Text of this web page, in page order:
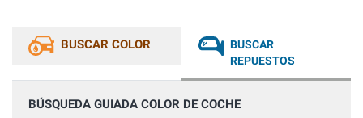
aspettative. Ottimo, bravi così. Ah anche il colore
BUSCAR COLOR
BUSCAR
REPUESTOS
BÚSQUEDA GUIADA COLOR DE COCHE